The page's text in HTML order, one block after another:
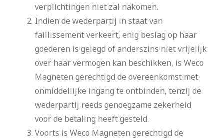
verplichtingen niet zal nakomen.
Indien de wederpartij in staat van
faillissement verkeert, enig beslag op haar
goederen is gelegd of anderszins niet vrijelijk
over haar vermogen kan beschikken, is Weco
Magneten gerechtigd de overeenkomst met
onmiddellijke ingang te ontbinden, tenzij de
wederpartij reeds genoegzame zekerheid
voor de betaling heeft gesteld.
Voorts is Weco Magneten gerechtigd de